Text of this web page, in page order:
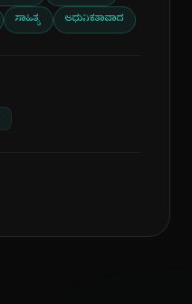
ಸಾಹಿತ್ಯ ಆಧುನಿಕತಾವಾದ